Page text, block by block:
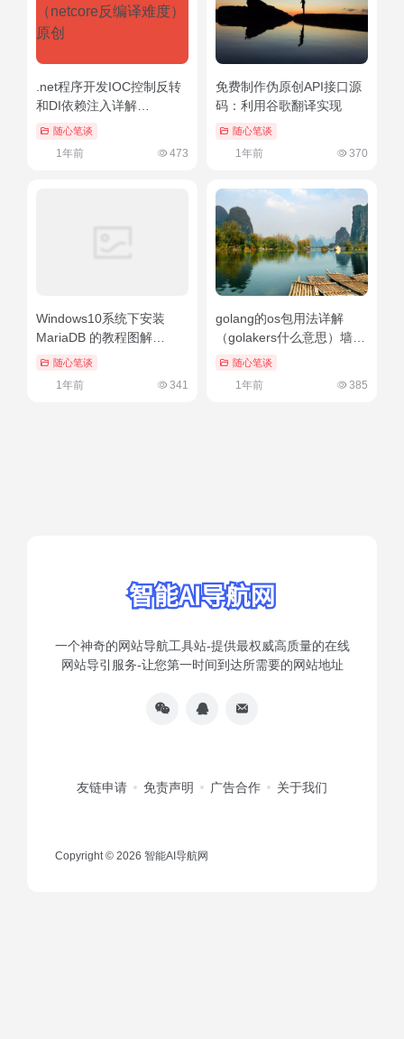
.net程序开发IOC控制反转
和DI依赖注入详解
（netcore反编译难度）原
随心笔谈
1年前 473
免费制作伪原创API接口源
码：利用谷歌翻译实现
随心笔谈
1年前 370
Windows10系统下安装
MariaDB 的教程图解
（windows server 2012 r2
随心笔谈
1年前 341
golang的os包用法详解
（golakers什么意思）墙裂
推荐随心笔谈
1年前 385
一个神奇的网站导航工具站-提供最权威高质量的在线
网站导引服务-让您第一时间到达所需要的网站地址
友链申请 免责声明 广告合作 关于我们
Copyright © 2026 智能AI导航网